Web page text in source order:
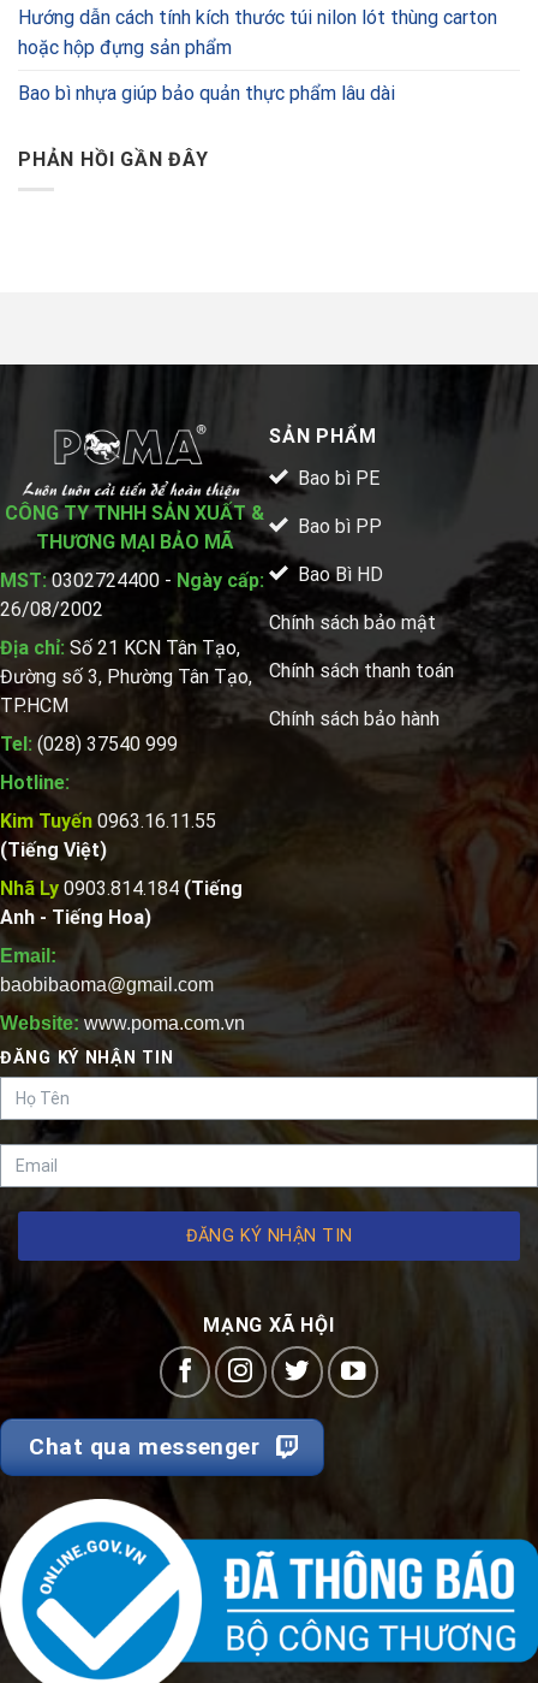
Hướng dẫn cách tính kích thước túi nilon lót thùng carton
hoặc hộp đựng sản phẩm
Bao bì nhựa giúp bảo quản thực phẩm lâu dài
PHẢN HỒI GẦN ĐÂY
CÔNG TY TNHH SẢN XUẤT &
THƯƠNG MẠI BẢO MÃ
MST:0302724400 - Ngày cấp:
26/08/2002
Địa chỉ: Số 21 KCN Tân Tạo,
Đường số 3, Phường Tân Tạo,
TP.HCM
Tel: (028) 37540 999
Hotline:
Kim Tuyến 0963.16.11.55
(Tiếng Việt)
Nhã Ly 0903.814.184 (Tiếng
Anh - Tiếng Hoa)
Email:
baobibaoma@gmail.com
Website:www.poma.com.vn
SẢN PHẨM
Bao bì PE
Bao bì PP
Bao Bì HD
Chính sách bảo mật
Chính sách thanh toán
Chính sách bảo hành
ĐĂNG KÝ NHẬN TIN
ĐĂNG KÝ NHẬN TIN
MẠNG XÃ HỘI
Chat qua messenger